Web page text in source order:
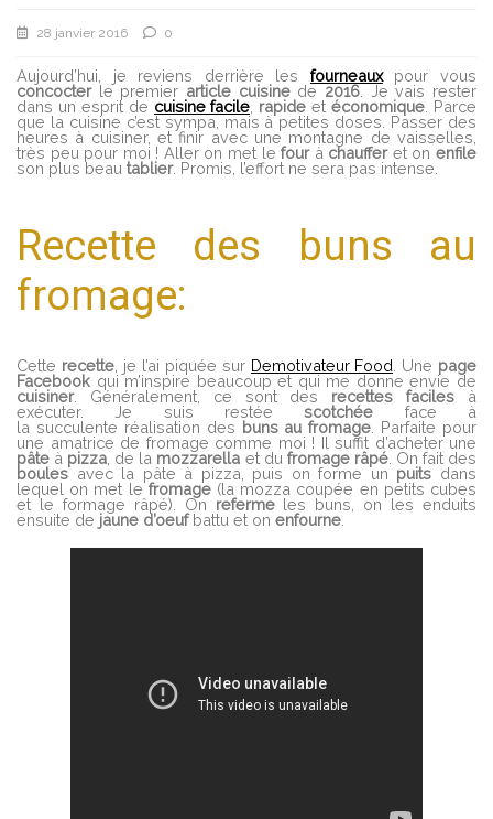
28 janvier 2016 0
Aujourd’hui, je reviens derrière les fourneauxpour vous
concocterle premier article cuisinede 2016 . Je vais rester
dans un esprit de cuisine facile rapide et économique . Parce
que la cuisine c’est sympa, mais à petites doses. Passer des
heures à cuisiner, et finir avec une montagne de vaisselles,
très peu pour moi ! Aller on met lefourà chaufferet onenfile
son plus beau tablier. Promis, l’effort ne sera pas intense.
Recette des buns au
fromage:
Cette recette , je l’ai piquée sur Demotivateur Food . Une page
Facebook qui m’inspire beaucoup et qui me donne envie de
cuisiner. Généralement, ce sont des recettes faciles à
exécuter. Je suis restéescotchée face à
la succulente réalisation des buns au fromage . Parfaite pour
une amatrice de fromage comme moi ! Il suffit d’acheter une
pâte à pizza , de la mozzarella et du fromage râpé. On fait des
boulesavec la pâte à pizza, puis on forme un puits dans
lequel on met lefromage(la mozza coupée en petits cubes
et le formage râpé). On refermeles buns, on les enduits
ensuite de jaune d’oeufbattu et on enfourne